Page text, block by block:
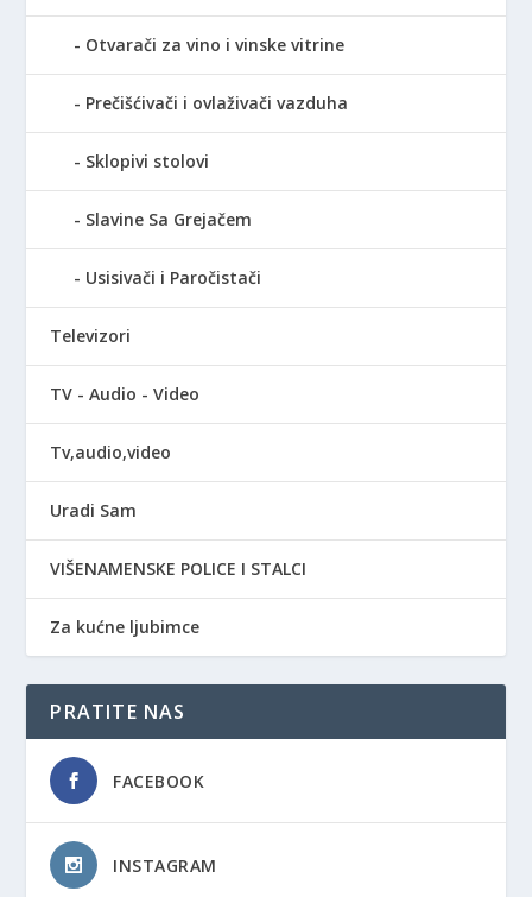
Otvarači za vino i vinske vitrine
Prečišćivači i ovlaživači vazduha
Sklopivi stolovi
Slavine Sa Grejačem
Usisivači i Paročistači
Televizori
TV - Audio - Video
Tv,audio,video
Uradi Sam
VIŠENAMENSKE POLICE I STALCI
Za kućne ljubimce
PRATITE NAS
FACEBOOK
INSTAGRAM